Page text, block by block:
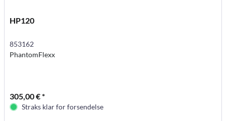
HP120
853162
PhantomFlexx
305,00 € *
Straks klar for forsendelse